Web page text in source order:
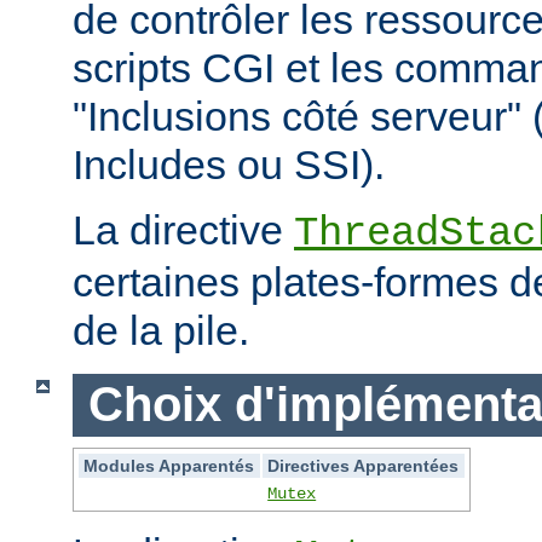
de contrôler les
scripts CGI et les
"Inclusions côté serveur"
Includes ou SSI).
La directive
certaines plates-formes
de la pile.
Choix
Modules Apparentés
Directives Apparentées
Mutex